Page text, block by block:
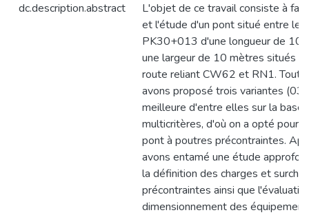
dc.description.abstract
L'objet de ce travail consiste à
et l'étude d'un pont situé entre le
PK30+013 d'une longueur de
une largeur de 10 mètres situés
route reliant CW62 et RN1. Tout
avons proposé trois variantes
meilleure d'entre elles sur la base
multicritères, d'où on a opté pour
pont à poutres précontraintes.
avons entamé une étude
la définition des charges et
précontraintes ainsi que
dimensionnement des